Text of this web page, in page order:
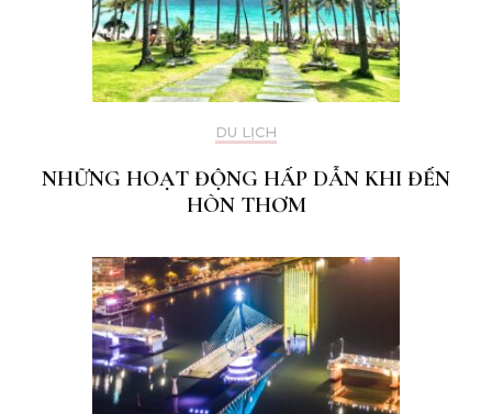
DU LỊCH
NHỮNG HOẠT ĐỘNG HẤP DẪN KHI ĐẾN
HÒN THƠM